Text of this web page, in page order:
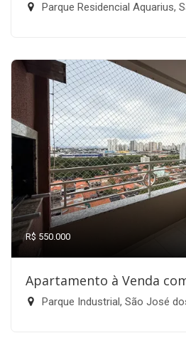
Parque Residencial Aquarius,
R$ 550.000
Apartamento à Venda
Parque Industrial, São José